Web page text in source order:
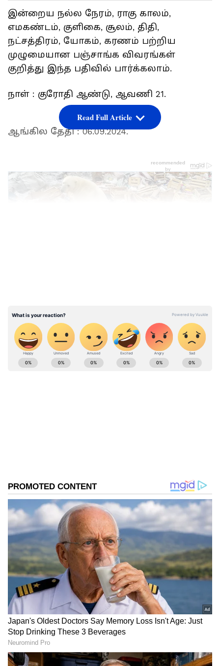
இன்றைய நல்ல நேரம், ராகு காலம்,
எமகண்டம், குளிகை, சூலம், திதி,
நட்சத்திரம், யோகம், கரணம் பற்றிய
முழுமையான பஞ்சாங்க விவரங்கள்
குறித்து இந்த பதிவில் பார்க்கலாம்.
நாள் : குரோதி ஆண்டு, ஆவணி 21.
ஆங்கில தேதி : 06.09.2024.
கிழமை : வெள்ளிக்கிழமை.
நாள் : சம நோக்கு நாள்
பிறை : வளர்பிறை
Read Full Article
ABOUT THE AUTHOR
DOWNLOAD APP